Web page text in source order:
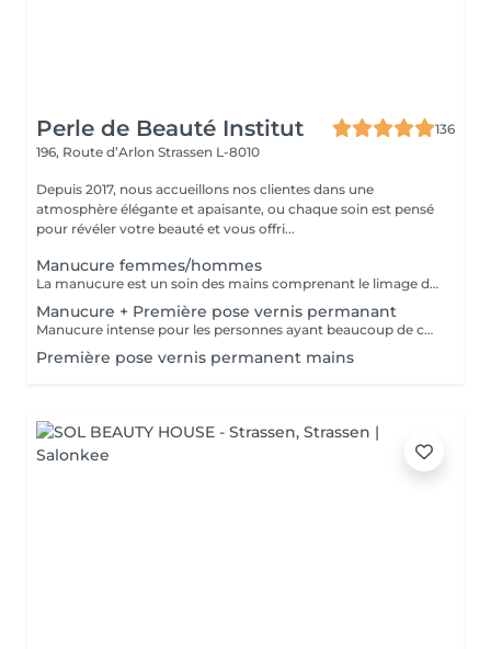
Perle de Beauté Institut
136
196, Route d’Arlon Strassen L-8010
Depuis 2017, nous accueillons nos clientes dans une
atmosphère élégante et apaisante, ou chaque soin est pensé
pour révéler votre beauté et vous offri...
Manucure femmes/hommes
La manucure est un soin des mains comprenant le limage des ongles, la pousse et la coupe des cuticules, gommage, massage avec crème de soin et application d'un vernis transparent si désiré.
Manucure + Première pose vernis permanant
Manucure intense pour les personnes ayant beaucoup de cuticules + appliquer vernis permanant
Première pose vernis permanent mains